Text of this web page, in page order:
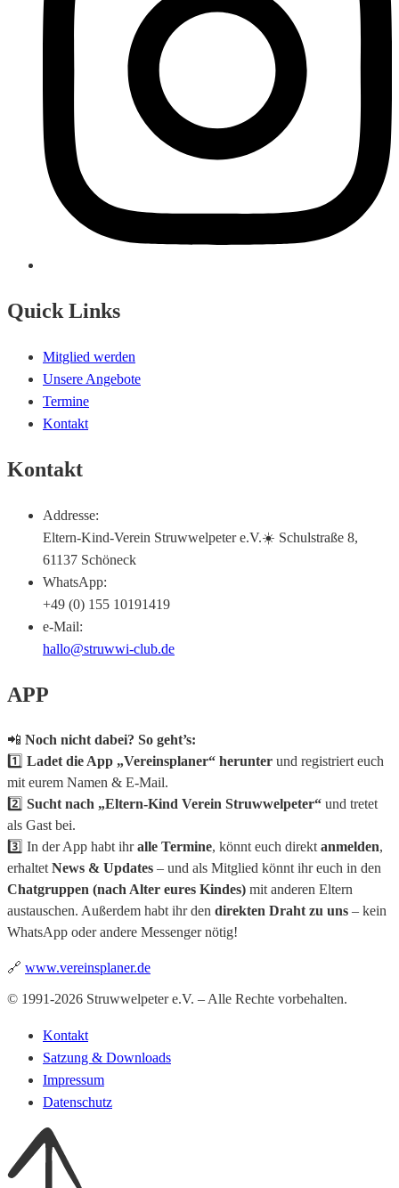
Quick Links
Mitglied werden
Unsere Angebote
Termine
Kontakt
Kontakt
Addresse:
Eltern-Kind-Verein Struwwelpeter e.V.☀️ Schulstraße 8,
61137 Schöneck
WhatsApp:
+49 (0) 155 10191419
e-Mail:
hallo@struwwi-club.de
APP
📲 Noch nicht dabei? So geht’s:
1️⃣ Ladet die App „Vereinsplaner“ herunter und registriert euch
mit eurem Namen & E-Mail.
2️⃣ Sucht nach „Eltern-Kind Verein Struwwelpeter“ und tretet
als Gast bei.
3️⃣ In der App habt ihralle Termine, könnt euch direkt anmelden,
erhaltet News & Updates – und als Mitglied könnt ihr euch in den
Chatgruppen (nach Alter eures Kindes) mit anderen Eltern
austauschen. Außerdem habt ihr den direkten Draht zu uns – kein
WhatsApp oder andere Messenger nötig!
🔗 www.vereinsplaner.de
© 1991-2026 Struwwelpeter e.V. – Alle Rechte vorbehalten.
Kontakt
Satzung & Downloads
Impressum
Datenschutz